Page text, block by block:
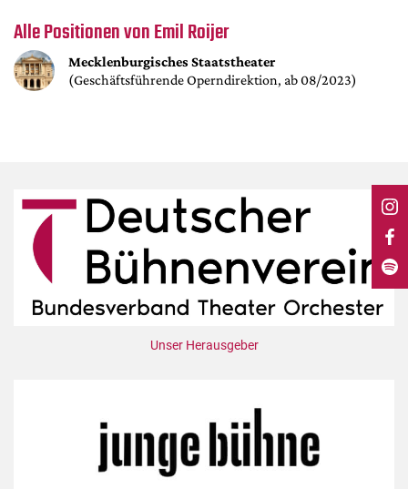
Kalender
Premierensuche
Leseproben
Podcast
Service
Shop / Abo
Newsletter
Mediadaten
Alle Positionen von Emil Roijer
Mecklenburgisches Staatstheater
(Geschäftsführende Operndirektion, ab 08/2023)
Unser Herausgeber